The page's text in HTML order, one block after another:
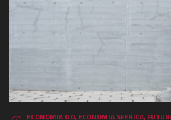
ECONOMIA 0.0, ECONOMIA SFERICA,